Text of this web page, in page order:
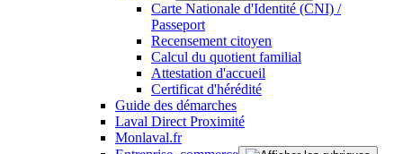
Carte Nationale d'Identité (CNI) /
Passeport
Recensement citoyen
Calcul du quotient familial
Attestation d'accueil
Certificat d'hérédité
Guide des démarches
Laval Direct Proximité
Monlaval.fr